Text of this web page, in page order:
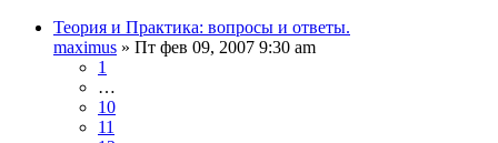
Теория и Практика: вопросы и ответы.
maximus » Пт фев 09, 2007 9:30 am
1
…
10
11